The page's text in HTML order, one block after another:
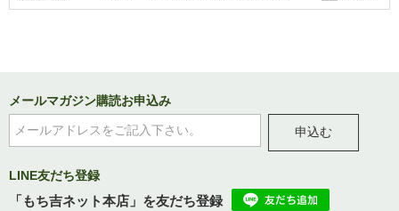
メールマガジン購読お申込み
申込む
LINE友だち登録
「もち吉ネット本店」を友だち登録